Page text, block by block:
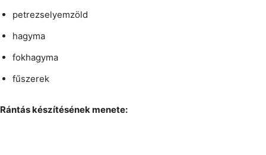
petrezselyemzöld
hagyma
fokhagyma
fűszerek
Rántás készítésének menete: